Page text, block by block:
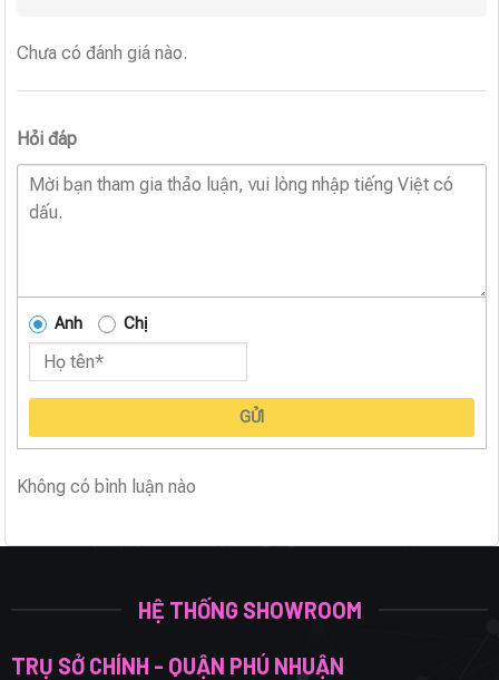
Chưa có đánh giá nào.
Hỏi đáp
Anh Chị
GỬI
Không có bình luận nào
HỆ THỐNG SHOWROOM
TRỤ SỞ CHÍNH - QUẬN PHÚ NHUẬN